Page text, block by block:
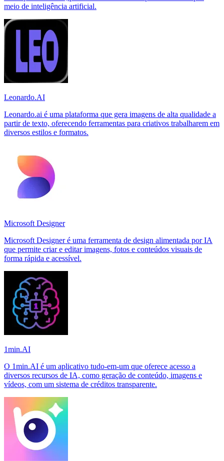
meio de inteligência artificial.
Leonardo.AI
Leonardo.ai é uma plataforma que gera imagens de alta qualidade a
partir de texto, oferecendo ferramentas para criativos trabalharem em
diversos estilos e formatos.
Microsoft Designer
Microsoft Designer é uma ferramenta de design alimentada por IA
que permite criar e editar imagens, fotos e conteúdos visuais de
forma rápida e acessível.
1min.AI
O 1min.AI é um aplicativo tudo-em-um que oferece acesso a
diversos recursos de IA, como geração de conteúdo, imagens e
vídeos, com um sistema de créditos transparente.